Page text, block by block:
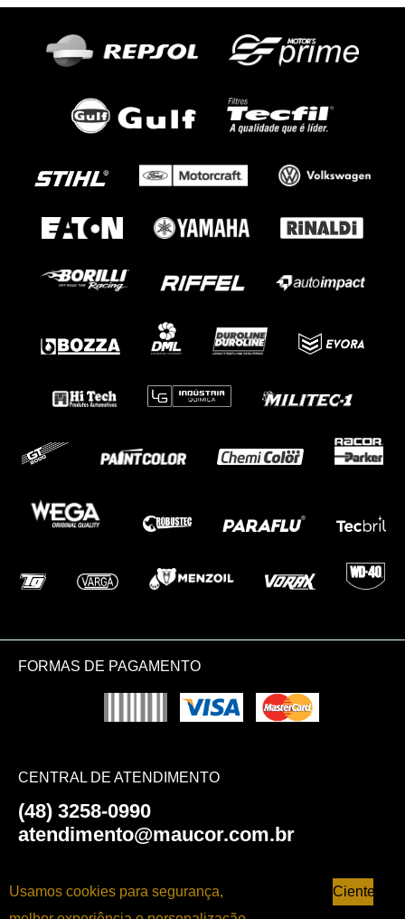
FORMAS DE PAGAMENTO
CENTRAL DE ATENDIMENTO
(48) 3258-0990
atendimento@maucor.com.br
AJUDA E SUPORTE
Usamos cookies para segurança,
Ciente